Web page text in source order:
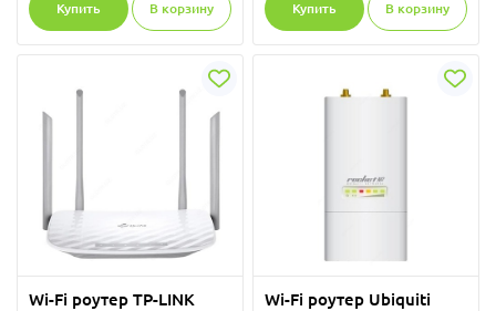
Купить В корзину Купить В корзину
Wi-Fi роутер TP-LINK
Wi-Fi роутер Ubiquiti